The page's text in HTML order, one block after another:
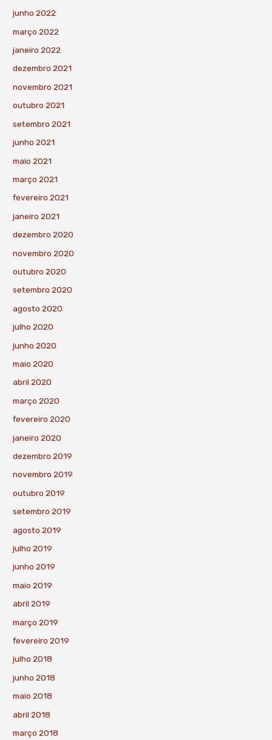
junho 2022
março 2022
janeiro 2022
dezembro 2021
novembro 2021
outubro 2021
setembro 2021
junho 2021
maio 2021
março 2021
fevereiro 2021
janeiro 2021
dezembro 2020
novembro 2020
outubro 2020
setembro 2020
agosto 2020
julho 2020
junho 2020
maio 2020
abril 2020
março 2020
fevereiro 2020
janeiro 2020
dezembro 2019
novembro 2019
outubro 2019
setembro 2019
agosto 2019
julho 2019
junho 2019
maio 2019
abril 2019
março 2019
fevereiro 2019
julho 2018
junho 2018
maio 2018
abril 2018
março 2018